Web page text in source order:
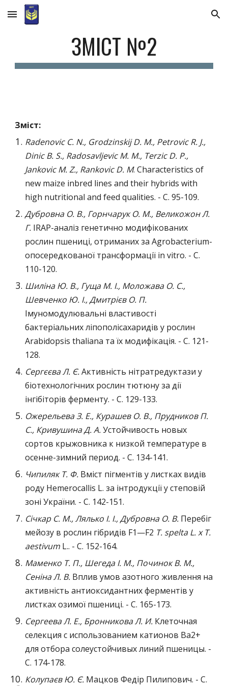
Skip to main content Skip to navigation
ЗМІСТ №2
Зміст:
Radenovic C. N., Grodzinskij D. M., Petrovic R. J.,
Dinic B. S., Radosavljevic M. M., Terzic D. P.,
Jankovic M. Z., Rankovic D. M. Characteristics of
new maize inbred lines and their hybrids with
high nutritional and feed qualities. - C. 95-109.
Дубровна О. В., Горнчарук О. М., Великожон Л.
Г. IRAP-аналіз генетично модифікованих
рослин пшениці, отриманих за Agrobacterium-
опосередкованої трансформації in vitro. - C.
110-120.
Шиліна Ю. В., Гуща М. І., Моложава О. С.,
Шевченко Ю. І., Дмитрієв О. П.
Iмуномодулювальні властивості
бактеріальних ліпополісахаридів у рослин
Arabidopsis thaliana та їх модифікація. - C. 121-
128.
Сергєєва Л. Є.Активність нітратредуктази у
біотехнологічних рослин тютюну за дії
інгібіторів ферменту. - C. 129-133.
Ожерельева З. Е., Курашев О. В., Прудников П.
С., Кривушина Д. А.Устойчивость новых
сортов крыжовника к низкой температуре в
осенне-зимний период. - C. 134-141.
Чипиляк Т. Ф. Вміст пігментів у листках видів
роду Hemerocallis L. за інтродукції у степовій
зоні України. - C. 142-151.
Січкар С. М., Лялько І. І., Дубровна О. В. Перебіг
мейозу в рослин гібридів F1—F2 T. spelta L. x T.
aestivum L.. - C. 152-164.
Маменко Т. П., Шегеда І. М., Починок В. М.,
Сеніна Л. В. Вплив умов азотного живлення на
активність антиоксидантних ферментів у
листках озимої пшениці. - C. 165-173.
Сергеева Л. Е., Бронникова Л. И. Клеточная
селекция с использованием катионов Ва2+
для отбора солеустойчивых линий пшеницы. -
C. 174-178.
Колупаєв Ю. Є. Мацков Федір Пилипович. - C.